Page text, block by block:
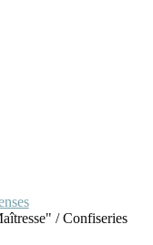
/Confiseries